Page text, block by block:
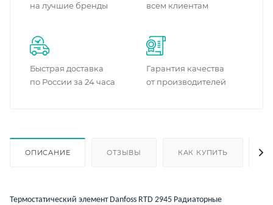
на лучшие бренды
всем клиентам
Быстрая доставка
по России за 24 часа
Гарантия качества
от производителей
ОПИСАНИЕ ОТЗЫВЫ КАК КУПИТЬ
Термостатический элемент Danfoss RTD 2945 Радиаторные